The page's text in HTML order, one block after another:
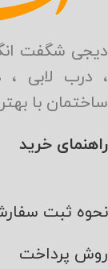
دیجی شگفت
، درب لابی
ساختمان با
راهنمای خرید
نحوه ثبت
روش پرداخت